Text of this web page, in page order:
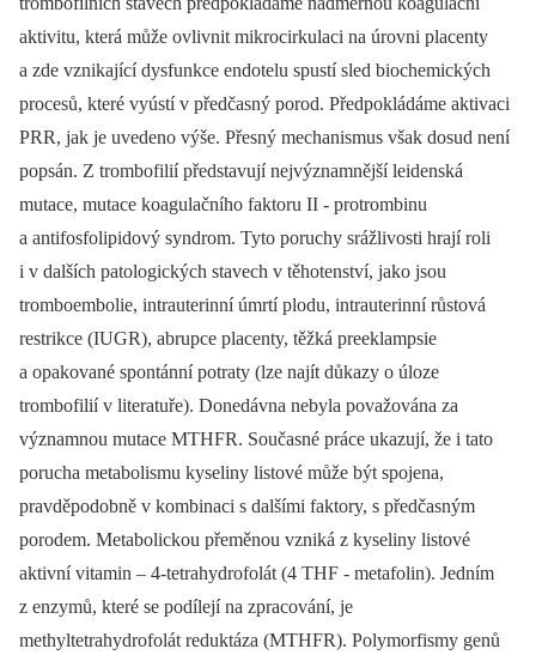
aktivitu, která může ovlivnit mikrocirkulaci na úrovni placenty
a zde vznikající dysfunkce endotelu spustí sled biochemických
procesů, které vyústí v předčasný porod. Předpokládáme aktivaci
PRR, jak je uvedeno výše. Přesný mechanismus však dosud není
popsán. Z trombofilií představují nejvýznamnější leidenská
mutace, mutace koagulačního faktoru II -⁠ protrombinu
a antifosfolipidový syndrom. Tyto poruchy srážlivosti hrají roli
i v dalších patologických stavech v těhotenství, jako jsou
tromboembolie, intrauterinní úmrtí plodu, intrauterinní růstová
restrikce (IUGR), abrupce placenty, těžká preeklampsie
a opakované spontánní potraty (lze najít důkazy o úloze
trombofilií v literatuře). Donedávna nebyla považována za
významnou mutace MTHFR. Současné práce ukazují, že i tato
porucha metabolismu kyseliny listové může být spojena,
pravděpodobně v kombinaci s dalšími faktory, s předčasným
porodem. Metabolickou přeměnou vzniká z kyseliny listové
aktivní vitamin –⁠ 4-tetrahydrofolát (4 THF -⁠ metafolin). Jedním
z enzymů, které se podílejí na zpracování, je
methyltetrahydrofolát reduktáza (MTHFR). Polymorfismy genů